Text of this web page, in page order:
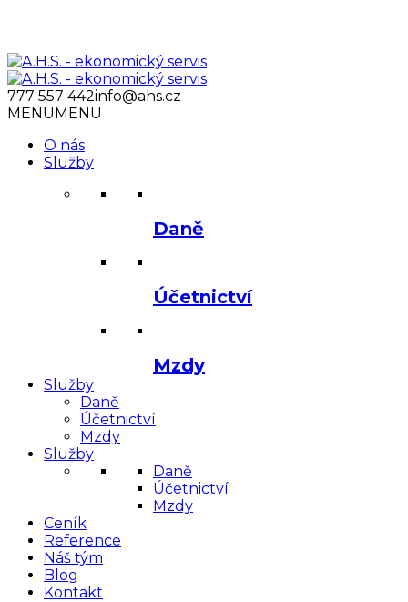
777 557 442info@ahs.cz
MENUMENU
O nás
Služby
Daně
Účetnictví
Mzdy
Služby
Daně
Účetnictví
Mzdy
Služby
Daně
Účetnictví
Mzdy
Ceník
Reference
Náš tým
Blog
Kontakt